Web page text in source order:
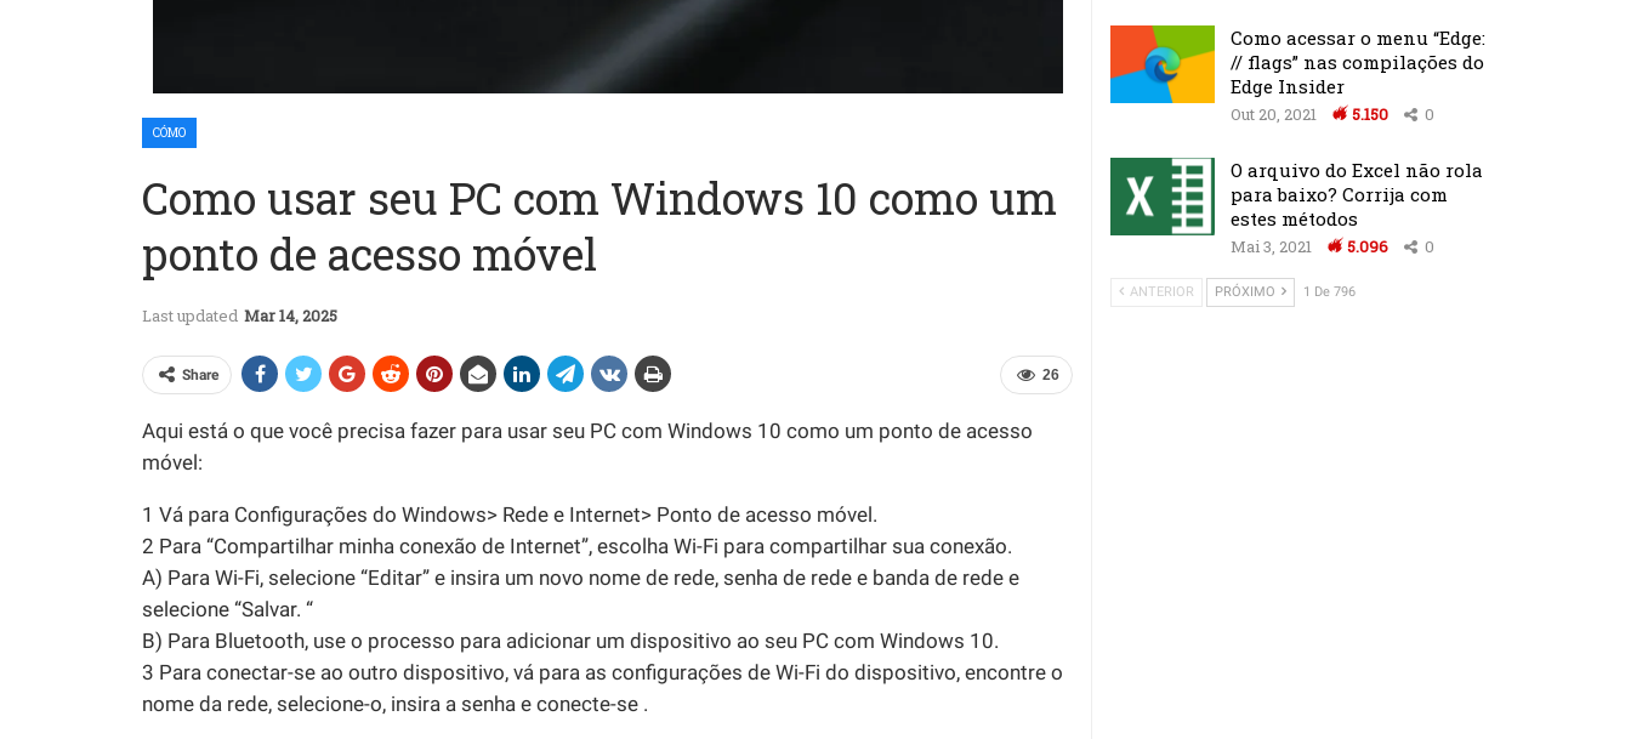
CÓMO
Como usar seu PC com Windows 10 como um
ponto de acesso móvel
Last updated Mar 14, 2025
26
Share
Aqui está o que você precisa fazer para usar seu PC com Windows 10 como um ponto de acesso
móvel:
1 Vá para Configurações do Windows> Rede e Internet> Ponto de acesso móvel.
2 Para “Compartilhar minha conexão de Internet”, escolha Wi-Fi para compartilhar sua conexão.
A) Para Wi-Fi, selecione “Editar” e insira um novo nome de rede, senha de rede e banda de rede e
selecione “Salvar. “
B) Para Bluetooth, use o processo para adicionar um dispositivo ao seu PC com Windows 10.
3 Para conectar-se ao outro dispositivo, vá para as configurações de Wi-Fi do dispositivo, encontre o
nome da rede, selecione-o, insira a senha e conecte-se .
Como acessar o menu “Edge:
// flags” nas compilações do
Edge Insider
Out 20, 2021 5.150 0
O arquivo do Excel não rola
para baixo? Corrija com
estes métodos
Mai 3, 2021 5.096 0
ANTERIOR PRÓXIMO 1 De 796